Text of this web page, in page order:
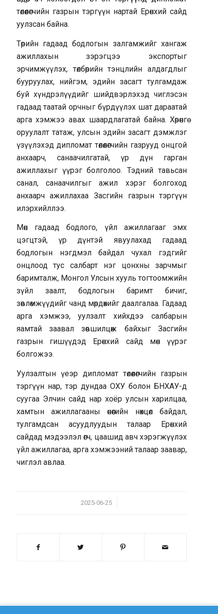
төлөөлөгчийн газрын тэргүүн нартай Ерөнхий сайд
уулзсан байна.
Төрийн гадаад бодлогын залгамжийг хангаж
ажиллахын зэрэгцээ экспортыг
эрчимжүүлэх, төлбөрийн тэнцлийн алдагдлыг
бууруулах, нийгэм, эдийн засагт тулгамдаж
буй хүндрэлүүдийг шийдвэрлэхэд чиглэсэн
гадаад таатай орчныг бүрдүүлэх шат дараатай
арга хэмжээ авах шаардлагатай байна. Хөрөнгө
оруулалт татаж, улсын эдийн засагт дэмжлэг
үзүүлэхэд дипломат төлөөлөгчийн газрууд онцгой
анхаарч, санаачилгатай, үр дүн гарган
ажиллахыг үүрэг болголоо. Тэдний тавьсан
санал, санаачилгыг ажил хэрэг болгоход
анхаарч ажиллахаа Засгийн газрын тэргүүн
илэрхийллээ.
Мөн гадаад бодлого, үйл ажиллагааг эмх
цэгцтэй, үр дүнтэй явуулахад гадаад
бодлогын нэгдмэл байдал чухал гэдгийг
онцлоод тус салбарт нэг цонхны зарчмыг
баримталж, Монгол Улсын хууль тогтоомжийн
зүйл заалт, бодлогын баримт бичиг,
зөвлөмжүүдийг чанд мөрдөхийг даалгалаа. Гадаад
арга хэмжээ, уулзалт хийхдээ салбарын
яамтай заавал зөвшилцөж байхыг Засгийн
газрын гишүүдэд Ерөнхий сайд мөн үүрэг
болгожээ.
Уулзалтын үеэр дипломат төлөөлөгчийн газрын
тэргүүн нар, тэр дундаа ОХУ болон БНХАУ-д
суугаа Элчин сайд нар хоёр улсын харилцаа,
хамтын ажиллагааны өнөөгийн нөхцөл байдал,
тулгамдсан асуудлуудын талаар Ерөнхий
сайдад мэдээлэл өгч, цаашид авч хэрэгжүүлэх
үйл ажиллагаа, арга хэмжээний талаар заавар,
чиглэл авлаа.
2025-06-25
/